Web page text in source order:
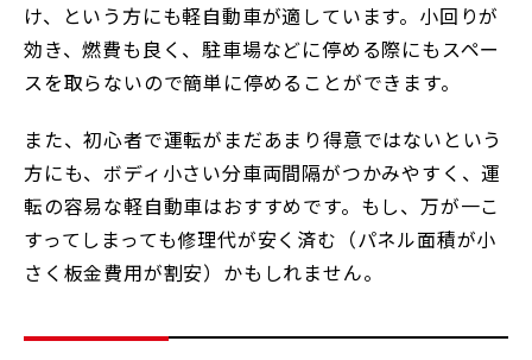
け、という方にも軽自動車が適しています。小回りが
効き、燃費も良く、駐車場などに停める際にもスペー
スを取らないので簡単に停めることができます。
また、初心者で運転がまだあまり得意ではないという
方にも、ボディ小さい分車両間隔がつかみやすく、運
転の容易な軽自動車はおすすめです。もし、万が一こ
すってしまっても修理代が安く済む（パネル面積が小
さく板金費用が割安）かもしれません。